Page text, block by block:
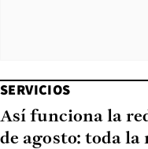
SERVICIOS
Así funciona la
de agosto: toda la